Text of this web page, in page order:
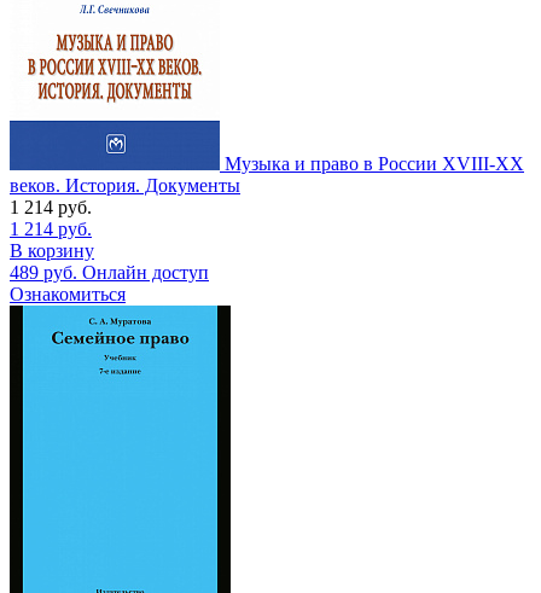
Музыка и право в России XVIII-XX
веков. История. Документы
1 214 руб.
1 214 руб.
В корзину
489 руб. Онлайн доступ
Ознакомиться